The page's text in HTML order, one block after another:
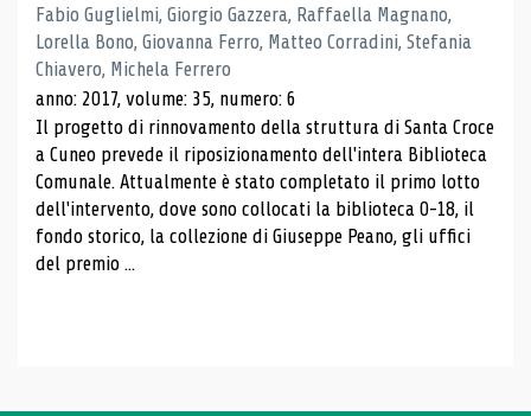
Fabio Guglielmi, Giorgio Gazzera, Raffaella Magnano,
Lorella Bono, Giovanna Ferro, Matteo Corradini, Stefania
Chiavero, Michela Ferrero
anno: 2017, volume: 35, numero: 6
Il progetto di rinnovamento della struttura di Santa Croce
a Cuneo prevede il riposizionamento dell'intera Biblioteca
Comunale. Attualmente è stato completato il primo lotto
dell'intervento, dove sono collocati la biblioteca 0-18, il
fondo storico, la collezione di Giuseppe Peano, gli uffici
del premio ...